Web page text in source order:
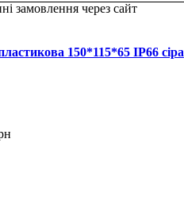
замовлення через сайт
150*115*65 IP66 сіра